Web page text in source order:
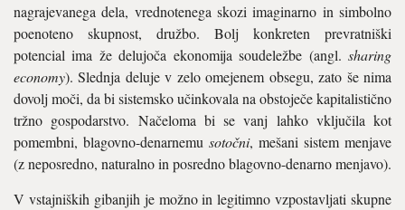
nagrajevanega dela, vrednotenega skozi imaginarno in simbolno
poenoteno skupnost, družbo. Bolj konkreten prevratniški
potencial ima že delujoča ekonomija soudeležbe (angl. sharing
economy). Slednja deluje v zelo omejenem obsegu, zato še nima
dovolj moči, da bi sistemsko učinkovala na obstoječe kapitalistično
tržno gospodarstvo. Načeloma bi se vanj lahko vključila kot
pomembni, blagovno-denarnemu sotočni, mešani sistem menjave
(z neposredno, naturalno in posredno blagovno-denarno menjavo).
V vstajniških gibanjih je možno in legitimno vzpostavljati skupne